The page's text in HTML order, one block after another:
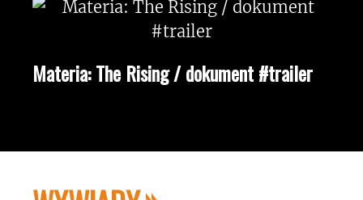
Materia: The Rising / dokument #trailer